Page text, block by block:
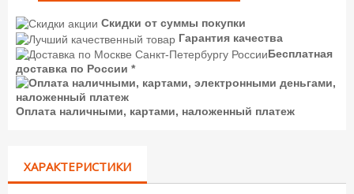
Скидки от суммы покупки
Гарантия качества
Бесплатная
доставка по России *
Оплата наличными, картами, наложенный платеж
ХАРАКТЕРИСТИКИ